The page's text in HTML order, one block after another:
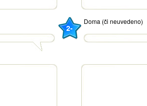
2-
Doma (či neuvedeno)